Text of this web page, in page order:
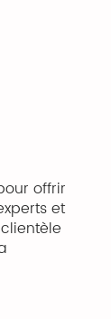
offrir
et